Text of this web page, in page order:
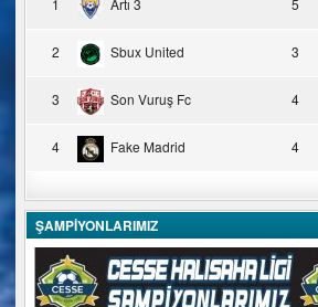
1 Artı 3 5
2 Sbux United 3
3 Son Vuruş Fc 4
4 Fake Madrid 4
ŞAMPİYONLARIMIZ